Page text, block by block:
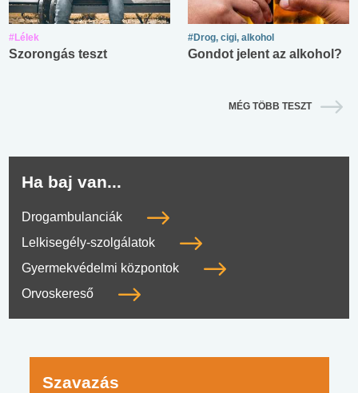
#Lélek
Szorongás teszt
#Drog, cigi, alkohol
Gondot jelent az alkohol?
MÉG TÖBB TESZT
Ha baj van...
Drogambulanciák
Lelkisegély-szolgálatok
Gyermekvédelmi központok
Orvoskereső
Szavazás